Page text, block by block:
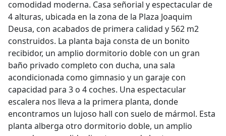
comodidad moderna. Casa señorial y espectacular de
4 alturas, ubicada en la zona de la Plaza Joaquim
Deusa, con acabados de primera calidad y 562 m2
construidos. La planta baja consta de un bonito
recibidor, un amplio dormitorio doble con un gran
baño privado completo con ducha, una sala
acondicionada como gimnasio y un garaje con
capacidad para 3 o 4 coches. Una espectacular
escalera nos lleva a la primera planta, donde
encontramos un lujoso hall con suelo de mármol. Esta
planta alberga otro dormitorio doble, un amplio